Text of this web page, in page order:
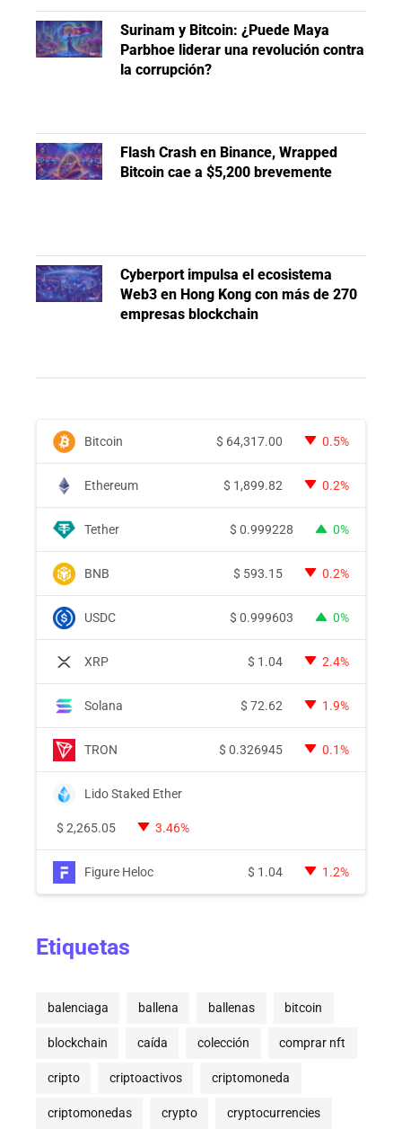
Surinam y Bitcoin: ¿Puede Maya
Parbhoe liderar una revolución contra
la corrupción?
Flash Crash en Binance, Wrapped
Bitcoin cae a $5,200 brevemente
Cyberport impulsa el ecosistema
Web3 en Hong Kong con más de 270
empresas blockchain
Bitcoin $ 64,317.00 0.5%
Ethereum $ 1,899.82 0.2%
Tether $ 0.999228 0%
BNB $ 593.15 0.2%
USDC $ 0.999603 0%
XRP $ 1.04 2.4%
Solana $ 72.62 1.9%
TRON $ 0.326945 0.1%
Lido Staked Ether
$ 2,265.05 3.46%
Figure Heloc $ 1.04 1.2%
Etiquetas
balenciaga ballena ballenas bitcoin
blockchain caída colección comprar nft
cripto criptoactivos criptomoneda
criptomonedas crypto cryptocurrencies